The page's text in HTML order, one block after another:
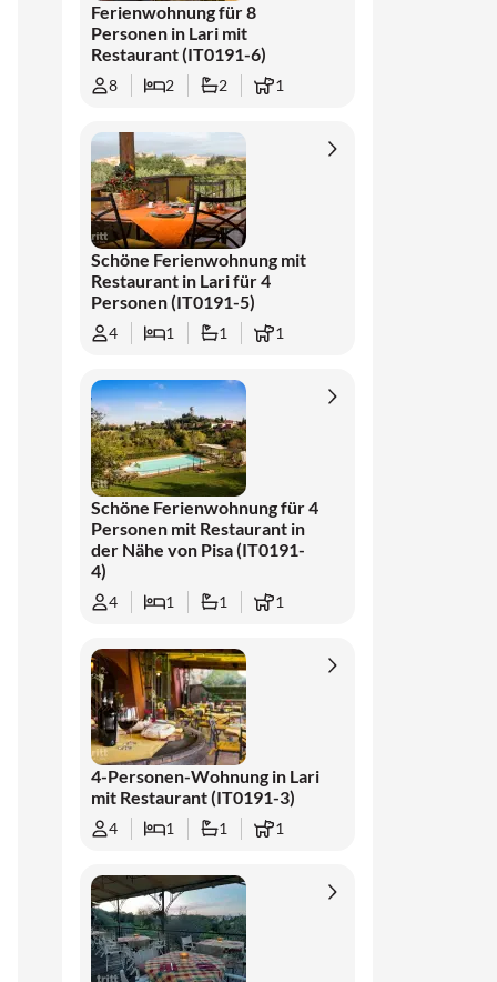
Ferienwohnung für 8
Personen in Lari mit
Restaurant (IT0191-6)
8 2 2 1
Schöne Ferienwohnung mit
Restaurant in Lari für 4
Personen (IT0191-5)
4 1 1 1
Schöne Ferienwohnung für 4
Personen mit Restaurant in
der Nähe von Pisa (IT0191-
4)
4 1 1 1
4-Personen-Wohnung in Lari
mit Restaurant (IT0191-3)
4 1 1 1